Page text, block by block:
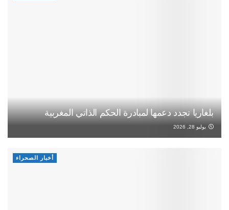
بلغاريا تجدد دعمها لمبادرة الحكم الذاتي المغربية
يوليو 28, 2026
أخبار الصحراء